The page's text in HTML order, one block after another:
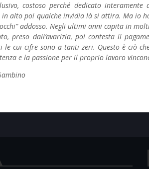
costoso perché dedicato
alto poi qualche invidia là si attira. Ma io
addosso. Negli ultimi anni capita in
preso dall’avarizia, poi contesta il
le cui cifre sono a tanti zeri. Questo è ciò
e la passione per il proprio lavoro